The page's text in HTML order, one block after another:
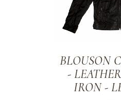
BLOUSON
-
IRON -